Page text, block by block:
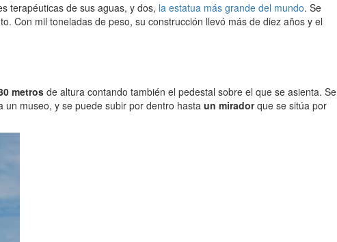
terapéuticas de sus aguas, y dos, la estatua más grande del mundo. Se
Con mil toneladas de peso, su construcción llevó más de diez años y el
metrosde altura contando también el pedestal sobre el que se asienta. Se
un museo, y se puede subir por dentro hasta un miradorque se sitúa por